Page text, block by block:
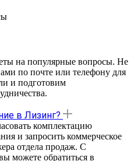
на популярные вопросы. Не
по почте или телефону для
и подготовим
в Лизинг?
комплектацию
и запросить коммерческое
отдела продаж. С
можете обратиться в